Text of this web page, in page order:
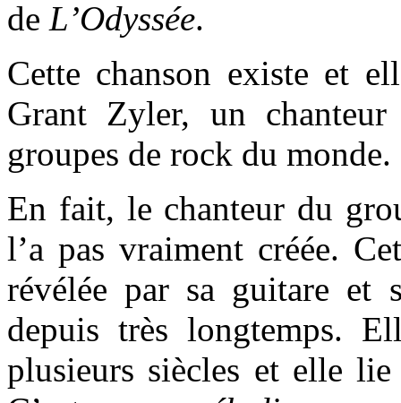
de L’Odyssée.
Cette chanson existe et
Grant Zyler, un
groupes de rock du monde.
En fait, le chanteur du
l’a pas vraiment créée.
révélée par sa guitare et
depuis très longtemps.
plusieurs siècles et elle